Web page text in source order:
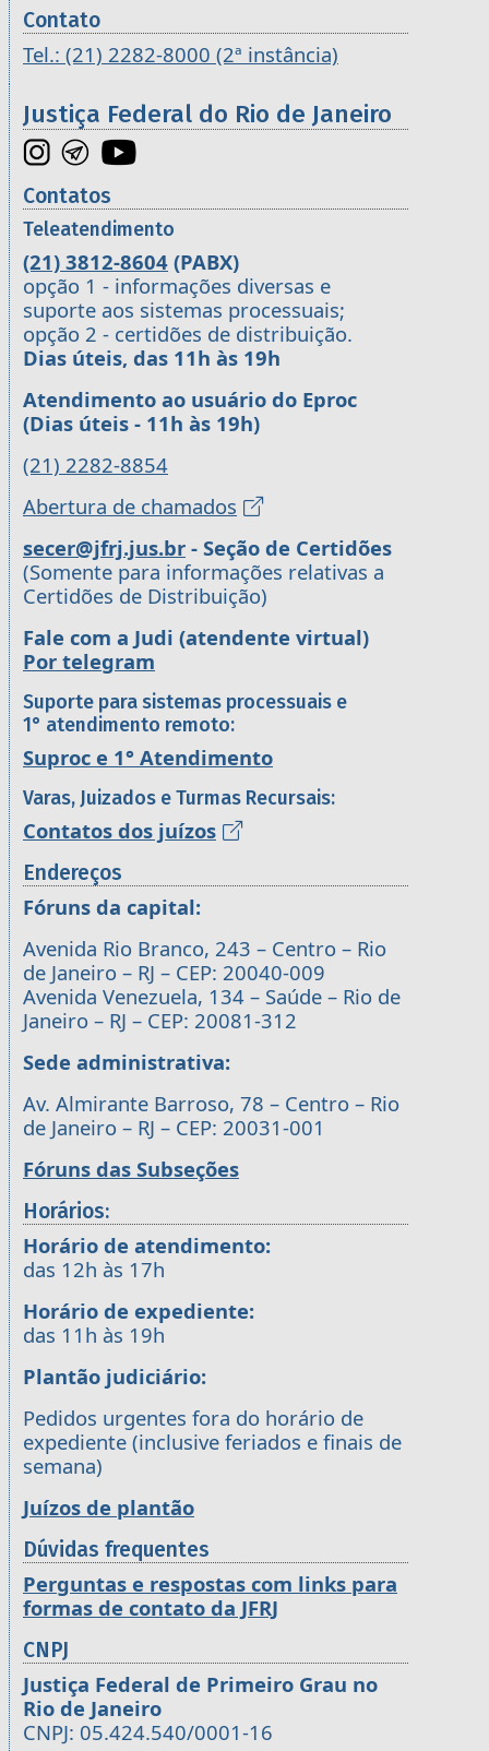
Contato
Tel.: (21) 2282-8000 (2ª instância)
Justiça Federal do Rio de Janeiro
Contatos
Teleatendimento
(21) 3812-8604 (PABX)
opção 1 - informações diversas e
suporte aos sistemas processuais;
opção 2 - certidões de distribuição.
Dias úteis, das 11h às 19h
Atendimento ao usuário do Eproc
(Dias úteis - 11h às 19h)
(21) 2282-8854
Abertura de chamados
secer@jfrj.jus.br - Seção de Certidões
(Somente para informações relativas a
Certidões de Distribuição)
Fale com a Judi (atendente virtual)
Por telegram
Suporte para sistemas processuais e
1° atendimento remoto:
Suproc e 1° Atendimento
Varas, Juizados e Turmas Recursais:
Contatos dos juízos
Endereços
Fóruns da capital:
Avenida Rio Branco, 243 – Centro – Rio
de Janeiro – RJ – CEP: 20040-009
Avenida Venezuela, 134 – Saúde – Rio de
Janeiro – RJ – CEP: 20081-312
Sede administrativa:
Av. Almirante Barroso, 78 – Centro – Rio
de Janeiro – RJ – CEP: 20031-001
Fóruns das Subseções
Horários:
Horário de atendimento:
das 12h às 17h
Horário de expediente:
das 11h às 19h
Plantão judiciário:
Pedidos urgentes fora do horário de
expediente (inclusive feriados e finais de
semana)
Juízos de plantão
Dúvidas frequentes
Perguntas e respostas com links para
formas de contato da JFRJ
CNPJ
Justiça Federal de Primeiro Grau no
Rio de Janeiro
CNPJ: 05.424.540/0001-16